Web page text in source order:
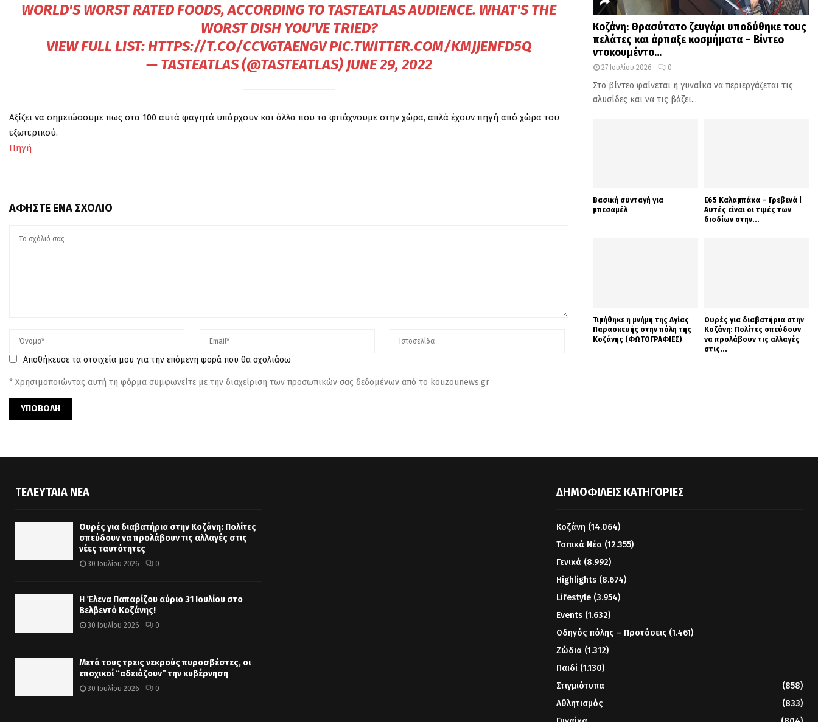
WORLD'S WORST RATED FOODS, ACCORDING TO TASTEATLAS AUDIENCE. WHAT'S THE
WORST DISH YOU'VE TRIED?
VIEW FULL LIST:HTTPS://T.CO/CCVGTAENGVPIC.TWITTER.COM/KMJJENFD5Q
— TASTEATLAS (@TASTEATLAS) JUNE 29, 2022
Αξίζει να σημειώσουμε πως στα 100 αυτά φαγητά υπάρχουν και άλλα που τα φτιάχνουμε στην χώρα, απλά έχουν πηγή από χώρα του
εξωτερικού.
Πηγή
ΑΦΉΣΤΕ ΈΝΑ ΣΧΌΛΙΟ
Αποθήκευσε τα στοιχεία μου για την επόμενη φορά που θα σχολιάσω
* Χρησιμοποιώντας αυτή τη φόρμα συμφωνείτε με την διαχείριση των προσωπικών σας δεδομένων από το kouzounews.gr
Κοζάνη: Θρασύτατο ζευγάρι υποδύθηκε τους
πελάτες και άρπαξε κοσμήματα – Βίντεο
ντοκουμέντο...
27 Ιουλίου 2026 0
Στο βίντεο φαίνεται η γυναίκα να περιεργάζεται τις
αλυσίδες και να τις βάζει...
Βασική συνταγή για
μπεσαμέλ
Ε65 Καλαμπάκα – Γρεβενά |
Αυτές είναι οι τιμές των
διοδίων στην...
Τιμήθηκε η μνήμη της Αγίας
Παρασκευής στην πόλη της
Κοζάνης (ΦΩΤΟΓΡΑΦΙΕΣ)
Ουρές για διαβατήρια στην
Κοζάνη: Πολίτες σπεύδουν
να προλάβουν τις αλλαγές
στις...
ΤΕΛΕΥΤΑΊΑ ΝΈΑ
Ουρές για διαβατήρια στην Κοζάνη: Πολίτες
σπεύδουν να προλάβουν τις αλλαγές στις
νέες ταυτότητες
30 Ιουλίου 2026 0
Η Έλενα Παπαρίζου αύριο 31 Ιουλίου στο
Βελβεντό Κοζάνης!
30 Ιουλίου 2026 0
Μετά τους τρεις νεκρούς πυροσβέστες, οι
εποχικοί “αδειάζουν” την κυβέρνηση
30 Ιουλίου 2026 0
ΔΗΜΟΦΙΛΕΊΣ ΚΑΤΗΓΟΡΊΕΣ
Κοζάνη (14.064)
Τοπικά Νέα (12.355)
Γενικά (8.992)
Highlights (8.674)
Lifestyle (3.954)
Events (1.632)
Οδηγός πόλης – Προτάσεις (1.461)
Ζώδια (1.312)
Παιδί (1.130)
Στιγμιότυπα
(858)
Αθλητισμός
(833)